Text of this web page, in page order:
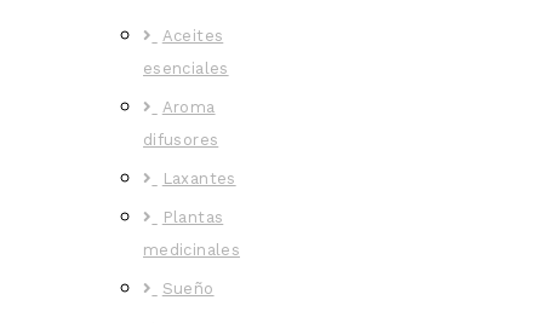
Aceites
esenciales
Aroma
difusores
Laxantes
Plantas
medicinales
Sueño